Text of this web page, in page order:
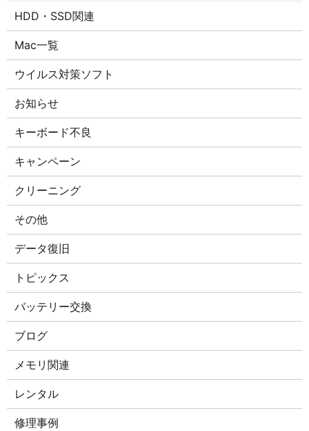
HDD・SSD関連
Mac一覧
ウイルス対策ソフト
お知らせ
キーボード不良
キャンペーン
クリーニング
その他
データ復旧
トピックス
バッテリー交換
ブログ
メモリ関連
レンタル
修理事例